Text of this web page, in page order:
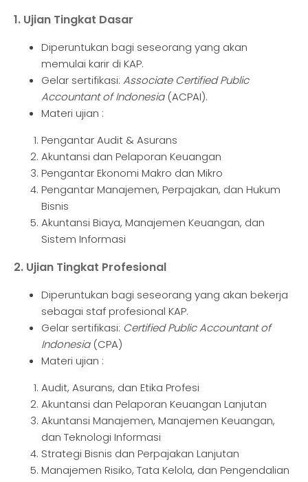
1. Ujian Tingkat Dasar
Diperuntukan bagi seseorang yang akan
memulai karir di KAP.
Gelar sertifikasi: Associate Certified Public
Accountant of Indonesia(ACPAI).
Materi ujian :
Pengantar Audit & Asurans
Akuntansi dan Pelaporan Keuangan
Pengantar Ekonomi Makro dan Mikro
Pengantar Manajemen, Perpajakan, dan Hukum
Bisnis
Akuntansi Biaya, Manajemen Keuangan, dan
Sistem Informasi
2. Ujian Tingkat Profesional
Diperuntukan bagi seseorang yang akan bekerja
sebagai staf profesional KAP.
Gelar sertifikasi: Certified Public Accountant of
Indonesia(CPA)
Materi ujian :
Audit, Asurans, dan Etika Profesi
Akuntansi dan Pelaporan Keuangan Lanjutan
Akuntansi Manajemen, Manajemen Keuangan,
dan Teknologi Informasi
Strategi Bisnis dan Perpajakan Lanjutan
Manajemen Risiko, Tata Kelola, dan Pengendalian